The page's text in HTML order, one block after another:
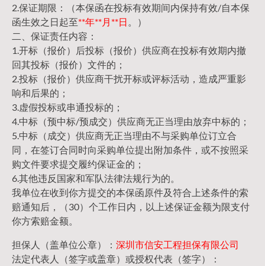
2.保证期限：（本保函在投标有效期间内保持有效/自本保
函生效之日起至**年**月**日 。）
二、保证责任内容：
1.开标（报价）后投标（报价）供应商在投标有效期内撤
回其投标（报价）文件的；
2.投标（报价）供应商干扰开标或评标活动，造成严重影
响和后果的；
3.虚假投标或串通投标的；
4.中标（预中标/预成交）供应商无正当理由放弃中标的；
5.中标（成交）供应商无正当理由不与采购单位订立合
同，在签订合同时向采购单位提出附加条件，或不按照采
购文件要求提交履约保证金的；
6.其他违反国家和军队法律法规行为的。
我单位在收到你方提交的本保函原件及符合上述条件的索
赔通知后，（30）个工作日内，以上述保证金额为限支付
你方索赔金额。
担保人（盖单位公章）： 深圳市信安工程担保有限公司
法定代表人（签字或盖章）或授权代表（签字）：